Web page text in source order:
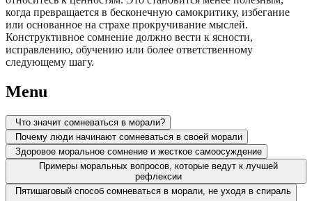
когда превращается в бесконечную самокритику, избегание
или основанное на страхе прокручивание мыслей.
Конструктивное сомнение должно вести к ясности,
исправлению, обучению или более ответственному
следующему шагу.
Menu
Что значит сомневаться в морали?
Почему люди начинают сомневаться в своей морали
Здоровое моральное сомнение и жесткое самоосуждение
Примеры моральных вопросов, которые ведут к лучшей
рефлексии
Пятишаговый способ сомневаться в морали, не уходя в спираль